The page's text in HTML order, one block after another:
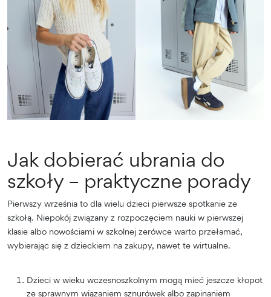
Jak dobierać ubrania do
szkoły – praktyczne porady
Pierwszy września to dla wielu dzieci pierwsze spotkanie ze
szkołą. Niepokój związany z rozpoczęciem nauki w pierwszej
klasie albo nowościami w szkolnej zerówce warto przełamać,
wybierając się z dzieckiem na zakupy, nawet te wirtualne.
Dzieci w wieku wczesnoszkolnym mogą mieć jeszcze kłopot
ze sprawnym wiązaniem sznurówek albo zapinaniem